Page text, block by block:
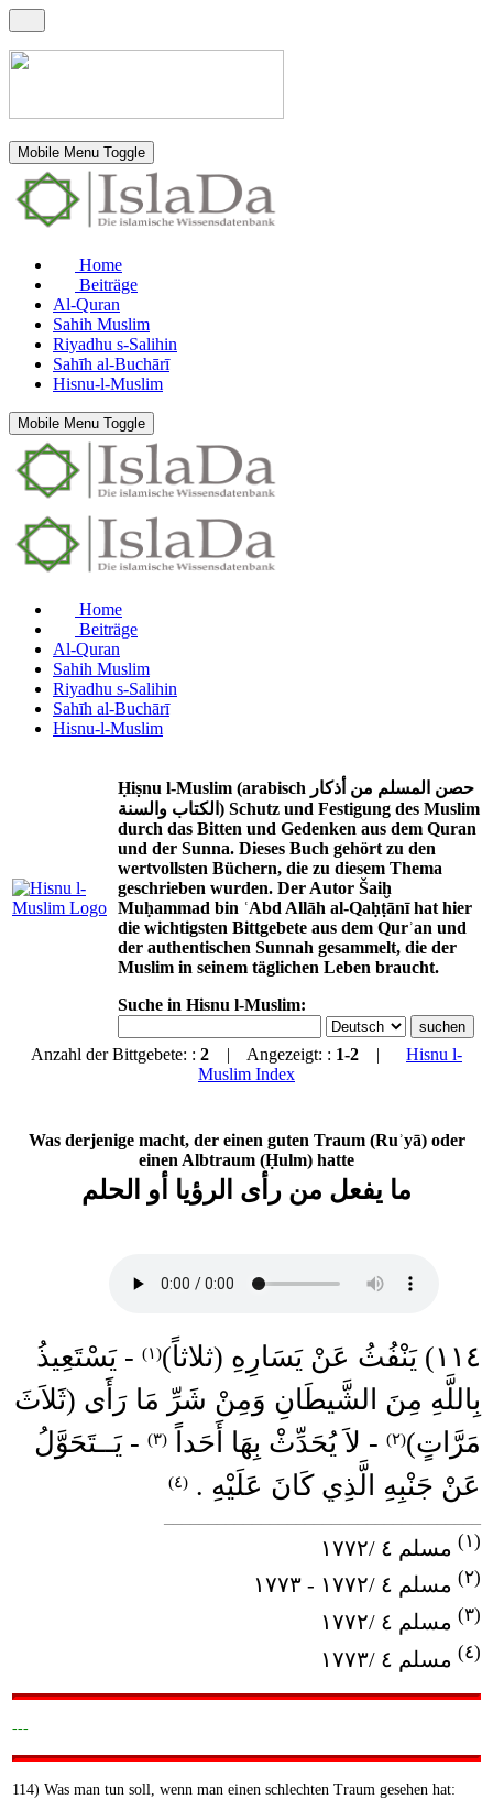
Mobile Menu Toggle
Home
Beiträge
Al-Quran
Sahih Muslim
Riyadhu s-Salihin
Sahīh al-Buchārī
Hisnu-l-Muslim
Mobile Menu Toggle
Home
Beiträge
Al-Quran
Sahih Muslim
Riyadhu s-Salihin
Sahīh al-Buchārī
Hisnu-l-Muslim
Ḥiṣnu l-Muslim (arabisch حصن المسلم من أذكار
الكتاب والسنة) Schutz und Festigung des Muslim
durch das Bitten und Gedenken aus dem Quran
und der Sunna. Dieses Buch gehört zu den
wertvollsten Büchern, die zu diesem Thema
geschrieben wurden. Der Autor Šaiḫ
Muḥammad bin ʿAbd Allāh al-Qaḥṭānī hat hier
die wichtigsten Bittgebete aus dem Qurʾan und
der authentischen Sunnah gesammelt, die der
Muslim in seinem täglichen Leben braucht.
Suche in Hisnu l-Muslim:
Anzahl der Bittgebete: : 2 | Angezeigt: : 1-2 | Hisnu l-
Muslim Index
Was derjenige macht, der einen guten Traum (Ruʾyā) oder
einen Albtraum (Ḥulm) hatte
ما يفعل من رأى الرؤيا أو الحلم
١١٤) يَنْفُثُ عَنْ يَسَارِهِ (ثلاثاً) (١)
- يَسْتَعِيذُ
بِاللَّهِ مِنَ الشَّيطَانِ وَمِنْ شَرِّ مَا رَأَى (ثَلاَثَ
مَرَّاتٍ)(٢) - لاَ يُحَدِّثْ بِهَا أَحَداً (٣)
- يَــتَحَوَّلُ
عَنْ جَنْبِهِ الَّذِي كَانَ عَلَيْهِ . (٤)
(١) مسلم ٤ /١٧٧٢
(٢) مسلم ٤ /١٧٧٢ - ١٧٧٣
(٣) مسلم ٤ /١٧٧٢
(٤) مسلم ٤ /١٧٧٣
---
114) Was man tun soll, wenn man einen schlechten Traum gesehen hat: